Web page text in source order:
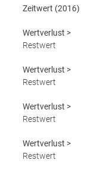
Zeitwert (2016)
Wertverlust >
Restwert
Wertverlust >
Restwert
Wertverlust >
Restwert
Wertverlust >
Restwert